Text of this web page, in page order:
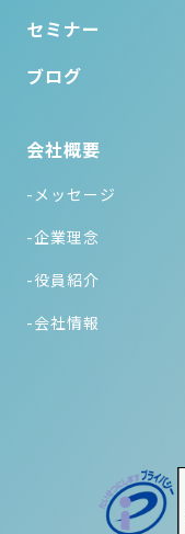
セミナー
ブログ
会社概要
-メッセージ
-企業理念
-役員紹介
-会社情報